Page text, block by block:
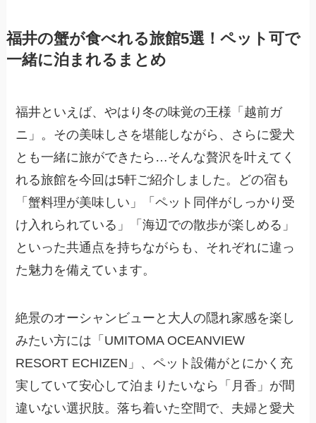
福井の蟹が食べれる旅館5選！ペット可で
一緒に泊まれるまとめ
福井といえば、やはり冬の味覚の王様「越前ガ
ニ」。その美味しさを堪能しながら、さらに愛犬
とも一緒に旅ができたら…そんな贅沢を叶えてく
れる旅館を今回は5軒ご紹介しました。どの宿も
「蟹料理が美味しい」「ペット同伴がしっかり受
け入れられている」「海辺での散歩が楽しめる」
といった共通点を持ちながらも、それぞれに違っ
た魅力を備えています。
絶景のオーシャンビューと大人の隠れ家感を楽し
みたい方には「UMITOMA OCEANVIEW
RESORT ECHIZEN」、ペット設備がとにかく充
実していて安心して泊まりたいなら「月香」が間
違いない選択肢。落ち着いた空間で、夫婦と愛犬